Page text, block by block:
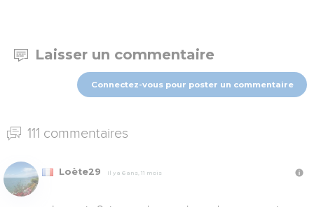
Laisser un commentaire
Connectez-vous pour poster un commentaire
111 commentaires
Loète29 Il y a 6 ans, 11 mois